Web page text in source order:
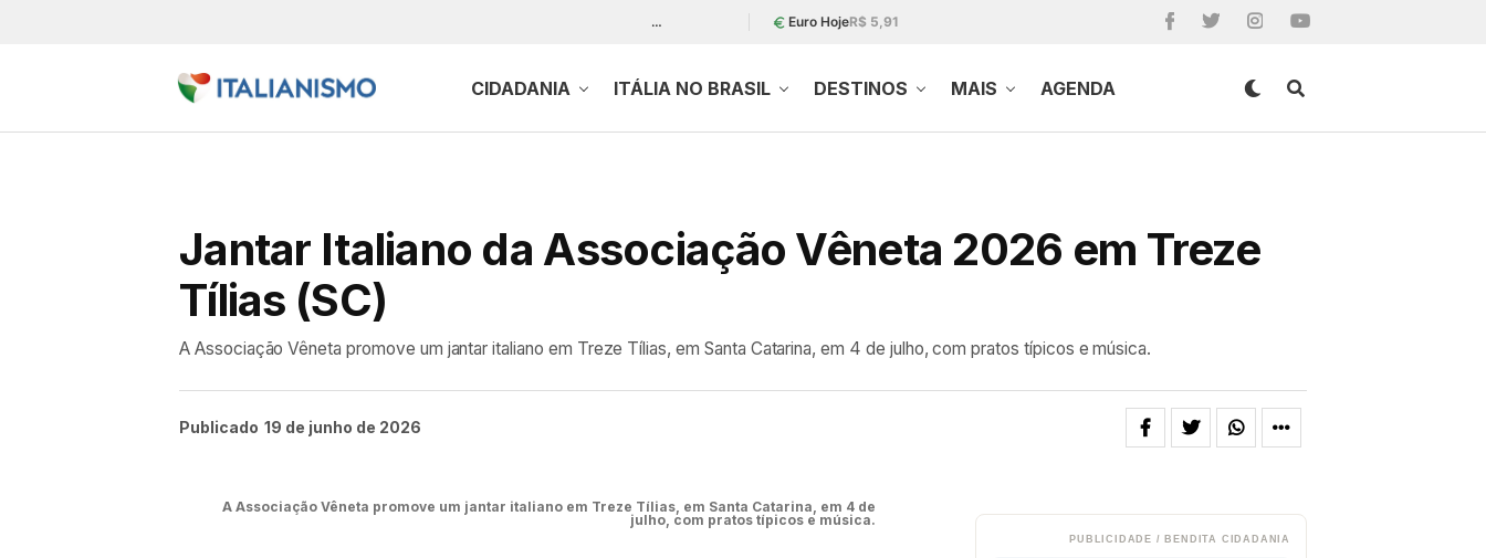
… Euro HojeR$ 5,91
CIDADANIA ITÁLIA NO BRASIL DESTINOS MAIS AGENDA
Jantar Italiano da Associação Vêneta 2026 em Treze
Tílias (SC)
A Associação Vêneta promove um jantar italiano em Treze Tílias, em Santa Catarina, em 4 de julho, com pratos típicos e música.
Publicado 19 de junho de 2026
A Associação Vêneta promove um jantar italiano em Treze Tílias, em Santa Catarina, em 4 de
julho, com pratos típicos e música.
PUBLICIDADE / BENDITA CIDADANIA